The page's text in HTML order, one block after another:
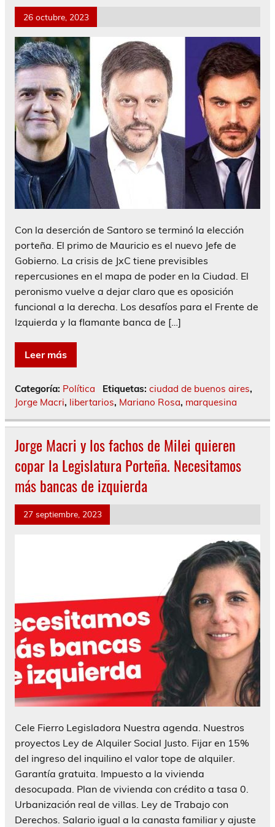
26 octubre, 2023
Con la deserción de Santoro se terminó la elección
porteña. El primo de Mauricio es el nuevo Jefe de
Gobierno. La crisis de JxC tiene previsibles
repercusiones en el mapa de poder en la Ciudad. El
peronismo vuelve a dejar claro que es oposición
funcional a la derecha. Los desafíos para el Frente de
Izquierda y la flamante banca de […]
Leer más
Categoría: Política Etiquetas: ciudad de buenos aires,
Jorge Macri, libertarios, Mariano Rosa, marquesina
Jorge Macri y los fachos de Milei quieren
copar la Legislatura Porteña. Necesitamos
más bancas de izquierda
27 septiembre, 2023
Cele Fierro Legisladora Nuestra agenda. Nuestros
proyectos Ley de Alquiler Social Justo. Fijar en 15%
del ingreso del inquilino el valor tope de alquiler.
Garantía gratuita. Impuesto a la vivienda
desocupada. Plan de vivienda con crédito a tasa 0.
Urbanización real de villas. Ley de Trabajo con
Derechos. Salario igual a la canasta familiar y ajuste